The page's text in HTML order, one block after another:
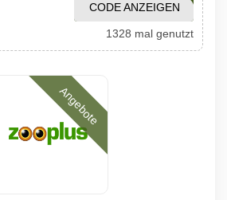
GSG0321
CODE ANZEIGEN
1328 mal genutzt
Angebote